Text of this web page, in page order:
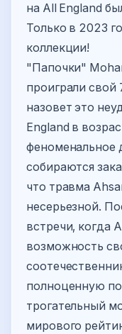
на All England
Только в 2023
коллекции!
"Папочки"
проиграли
назовет это
England в
феноменальное
собираются
что травма
несерьезной.
встречи, когда
возможность
полноценную
трогательный
мирового